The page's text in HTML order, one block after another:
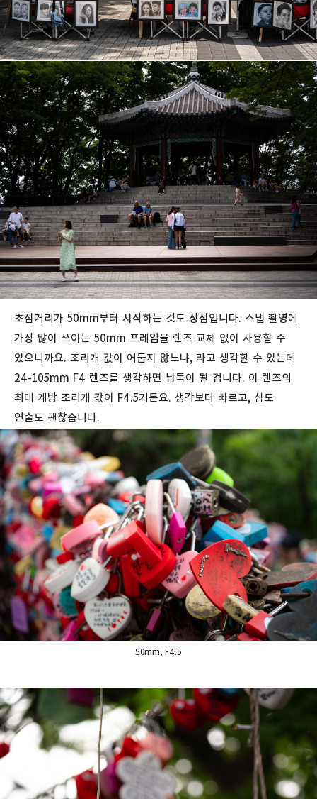
초점거리가 50mm부터 시작하는 것도 장점입니다. 스냅 촬영에
가장 많이 쓰이는 50mm 프레임을 렌즈 교체 없이 사용할 수
있으니까요. 조리개 값이 어둡지 않느냐, 라고 생각할 수 있는데
24-105mm F4 렌즈를 생각하면 납득이 될 겁니다. 이 렌즈의
최대 개방 조리개 값이 F4.5거든요. 생각보다 빠르고, 심도
연출도 괜찮습니다.
50mm, F4.5